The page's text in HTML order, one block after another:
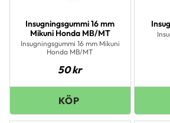
Insugningsgummi 16 mm
Mikuni Honda MB/MT
Insugningsgummi 16 mm Mikuni
Honda MB/MT
50kr